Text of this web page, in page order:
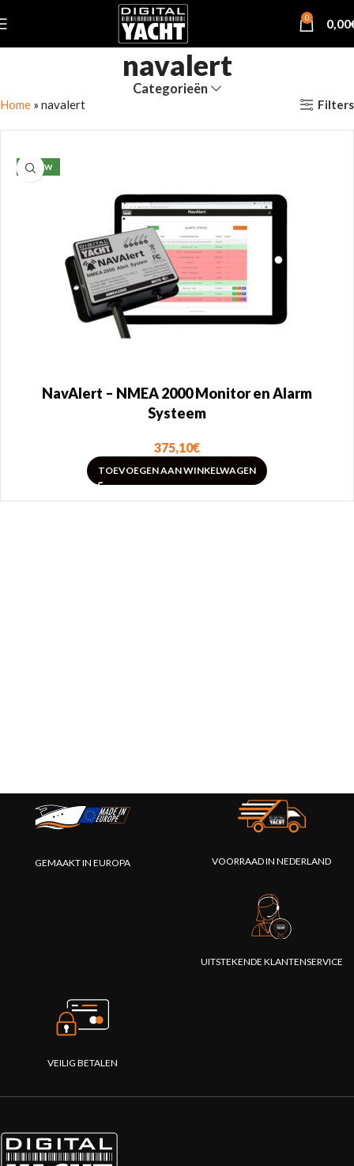
0 0,00
navalert
Categorieën
Home » navalert Filters
NIEUW
NavAlert – NMEA 2000 Monitor en Alarm
Systeem
375,10€
TOEVOEGEN AAN WINKELWAGEN
GEMAAKT IN EUROPA VOORRAAD IN NEDERLAND
UITSTEKENDE KLANTENSERVICE
VEILIG BETALEN